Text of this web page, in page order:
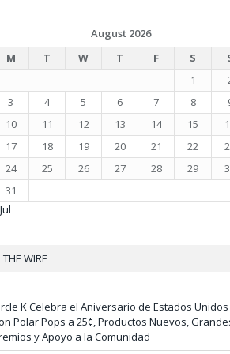
August 2026
M
T W T F S
1
3
4 5 6 7 8
10
11 12 13 14 15
17
18 19 20 21 22
24
25 26 27 28 29
31
THE WIRE
K Celebra el Aniversario de Estados Unidos
Polar Pops a 25¢, Productos Nuevos,
y Apoyo a la Comunidad